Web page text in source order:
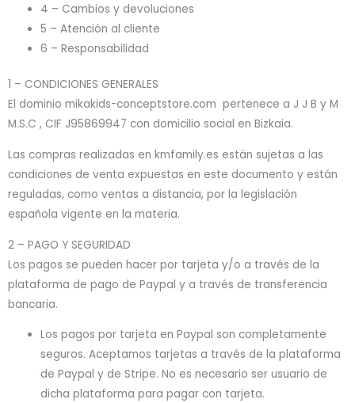
4 – Cambios y devoluciones
5 – Atención al cliente
6 – Responsabilidad
1 – CONDICIONES GENERALES
El dominio mikakids-conceptstore.com pertenece a J J B y M
M.S.C , CIF J95869947 con domicilio social en Bizkaia.
Las compras realizadas en kmfamily.es están sujetas a las
condiciones de venta expuestas en este documento y están
reguladas, como ventas a distancia, por la legislación
española vigente en la materia.
2 – PAGO Y SEGURIDAD
Los pagos se pueden hacer por tarjeta y/o a través de la
plataforma de pago de Paypal y a través de transferencia
bancaria.
Los pagos por tarjeta en Paypal son completamente
seguros. Aceptamos tarjetas a través de la plataforma
de Paypal y de Stripe. No es necesario ser usuario de
dicha plataforma para pagar con tarjeta.